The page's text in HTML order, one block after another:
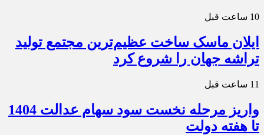
10 ساعت قبل
ایلان ماسک ساخت عظیم‌ترین مجتمع تولید
تراشه جهان را شروع کرد
11 ساعت قبل
واریز مرحله نخست سود سهام عدالت 1404
تا هفته دولت